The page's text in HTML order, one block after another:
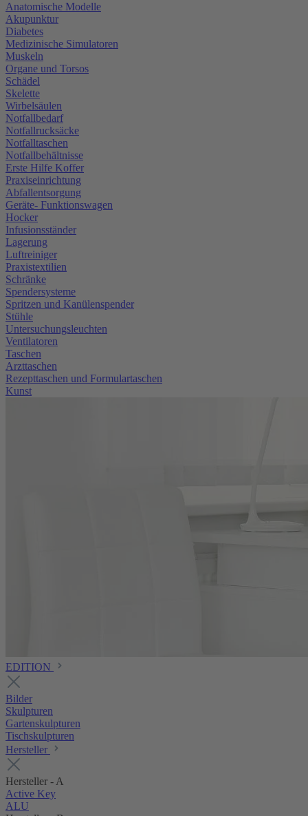
Anatomische Modelle
Akupunktur
Diabetes
Medizinische Simulatoren
Muskeln
Organe und Torsos
Schädel
Skelette
Wirbelsäulen
Notfallbedarf
Notfallrucksäcke
Notfalltaschen
Notfallbehältnisse
Erste Hilfe Koffer
Praxiseinrichtung
Abfallentsorgung
Geräte- Funktionswagen
Hocker
Infusionsständer
Lagerung
Luftreiniger
Praxistextilien
Schränke
Spendersysteme
Spritzen und Kanülenspender
Stühle
Untersuchungsleuchten
Ventilatoren
Taschen
Arzttaschen
Rezepttaschen und Formulartaschen
Kunst
EDITION
Bilder
Skulpturen
Gartenskulpturen
Tischskulpturen
Hersteller
Hersteller - A
Active Key
ALU